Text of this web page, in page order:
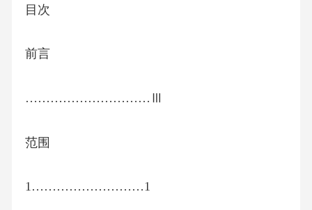
目次
前言
…………………………Ⅲ
范围
1………………………1